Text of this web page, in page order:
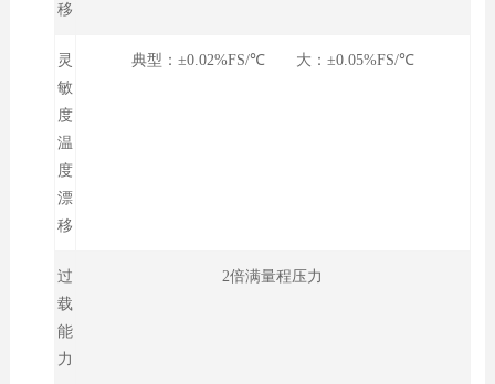
移
灵
敏
度
温
度
漂
移
典型：±0.02%FS/℃ 大：±0.05%FS/℃
过
载
能
力
2倍满量程压力